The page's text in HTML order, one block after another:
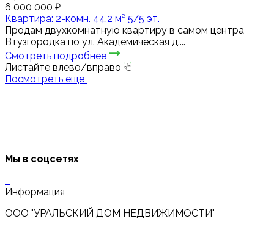
6 000 000 ₽
Квартира: 2-комн. 44.2 м² 5/5 эт.
Продам двухкомнатную квартиру в самом центра
Втузгородка по ул. Академическая д....
Смотреть подробнее
Листайте влево/вправо
Посмотреть еще
Мы в соцсетях
Информация
ООО "УРАЛЬСКИЙ ДОМ НЕДВИЖИМОСТИ"